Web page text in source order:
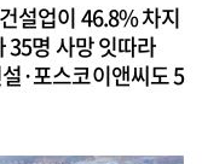
설업이 46.8% 차지
35명 사망 잇따라
·포스코이앤씨도 5